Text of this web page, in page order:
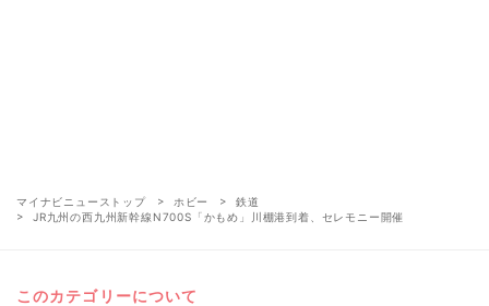
マイナビニューストップ ホビー
鉄道
JR九州の西九州新幹線N700S「かもめ」川棚港到着、セレモニー開催
このカテゴリーについて